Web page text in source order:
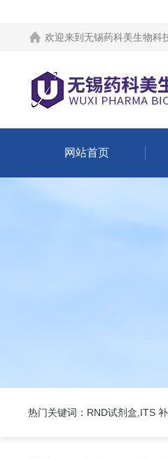
欢迎来到 无锡药科美生物科
网站首页
热门关键词：RND试剂盒,ITS